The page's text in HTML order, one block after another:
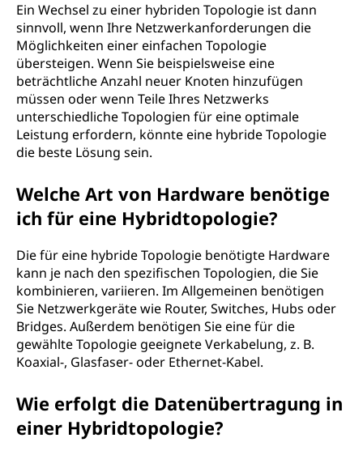
Ein Wechsel zu einer hybriden Topologie ist dann
sinnvoll, wenn Ihre Netzwerkanforderungen die
Möglichkeiten einer einfachen Topologie
übersteigen. Wenn Sie beispielsweise eine
beträchtliche Anzahl neuer Knoten hinzufügen
müssen oder wenn Teile Ihres Netzwerks
unterschiedliche Topologien für eine optimale
Leistung erfordern, könnte eine hybride Topologie
die beste Lösung sein.
Welche Art von Hardware benötige
ich für eine Hybridtopologie?
Die für eine hybride Topologie benötigte Hardware
kann je nach den spezifischen Topologien, die Sie
kombinieren, variieren. Im Allgemeinen benötigen
Sie Netzwerkgeräte wie Router, Switches, Hubs oder
Bridges. Außerdem benötigen Sie eine für die
gewählte Topologie geeignete Verkabelung, z. B.
Koaxial-, Glasfaser- oder Ethernet-Kabel.
Wie erfolgt die Datenübertragung in
einer Hybridtopologie?